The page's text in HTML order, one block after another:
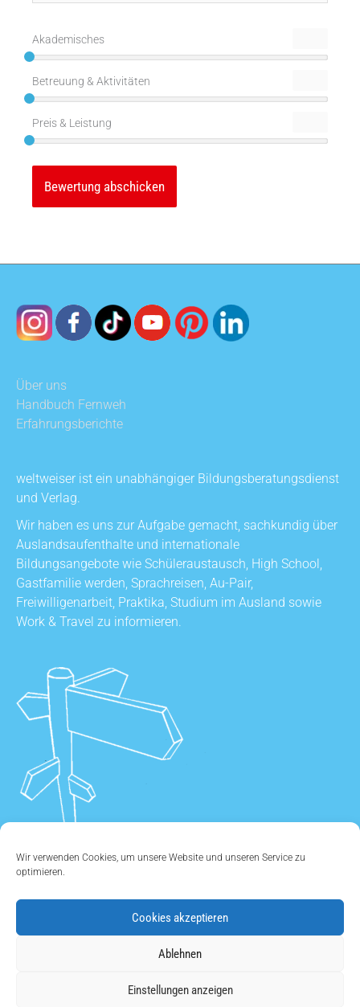
Wir verwenden Cookies, um unsere Website und unseren Service zu
optimieren.
Cookies akzeptieren
Ablehnen
Einstellungen anzeigen
Akademisches
Betreuung & Aktivitäten
Preis & Leistung
Über uns
Handbuch Fernweh
Erfahrungsberichte
weltweiser ist ein unabhängiger Bildungsberatungsdienst
und Verlag.
Wir haben es uns zur Aufgabe gemacht, sachkundig über
Auslandsaufenthalte und internationale
Bildungsangebote wie Schüleraustausch, High School,
Gastfamilie werden, Sprachreisen, Au-Pair,
Freiwilligenarbeit, Praktika, Studium im Ausland sowie
Work & Travel zu informieren.